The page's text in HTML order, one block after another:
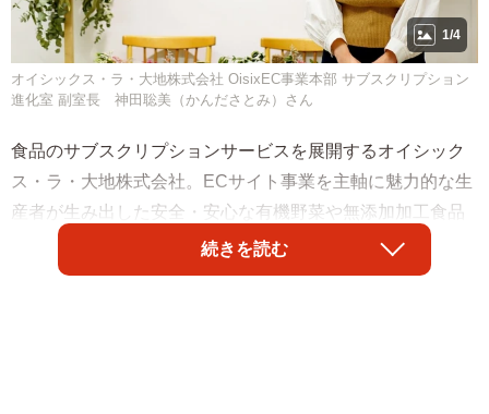
1/4
オイシックス・ラ・大地株式会社 OisixEC事業本部 サブスクリプション
進化室 副室長 神田聡美（かんださとみ）さん
食品のサブスクリプションサービスを展開するオイシック
ス・ラ・大地株式会社。ECサイト事業を主軸に魅力的な生
産者が生み出した安全・安心な有機野菜や無添加加工食品
を食卓に届け、多くの方の豊かな食生活の実現に貢献して
います。その主事業であるサブスクリプションサービスを
続きを読む